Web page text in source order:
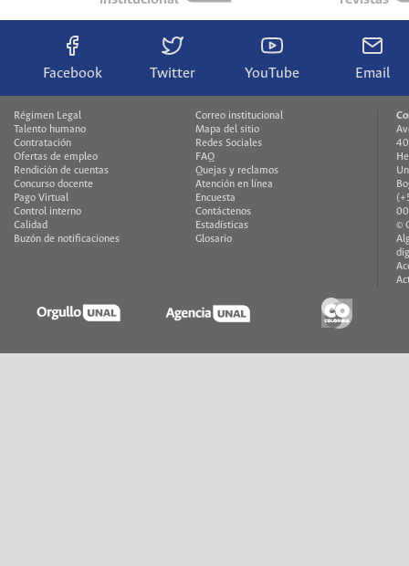
Facebook Twitter YouTube Email
Régimen Legal
Talento humano
Contratación
Ofertas de empleo
Rendición de cuentas
Concurso docente
Pago Virtual
Control interno
Calidad
Buzón de notificaciones
Correo institucional
Mapa del sitio
Redes Sociales
FAQ
Quejas y reclamos
Atención en línea
Encuesta
Contáctenos
Estadísticas
Glosario
©